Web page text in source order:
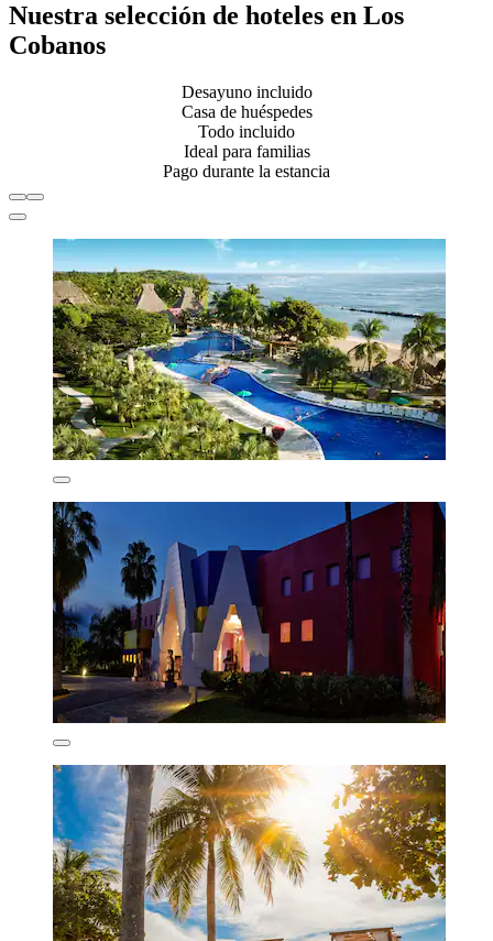
Nuestra selección de hoteles en Los
Cobanos
Desayuno incluido
Casa de huéspedes
Todo incluido
Ideal para familias
Pago durante la estancia